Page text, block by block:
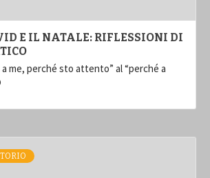
E IL NATALE: RIFLESSIONI DI
a me, perché sto attento” al “perché a